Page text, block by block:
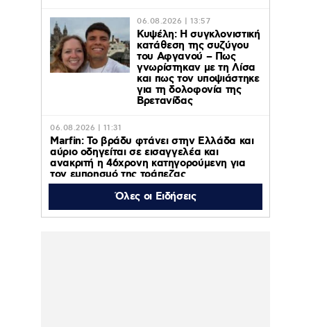
06.08.2026 | 13:57
Κυψέλη: Η συγκλονιστική
κατάθεση της συζύγου
του Αφγανού – Πως
γνωρίστηκαν με τη Λίσα
και πως τον υποψιάστηκε
για τη δολοφονία της
Βρετανίδας
06.08.2026 | 11:31
Marfin: Το βράδυ φτάνει στην Ελλάδα και
αύριο οδηγείται σε εισαγγελέα και
ανακριτή η 46χρονη κατηγορούμενη για
τον εμπρησμό της τράπεζας
06.08.2026 | 11:23
Γαρυφαλλιά Καληφώνη: Διακοπές με
Όλες οι Ειδήσεις